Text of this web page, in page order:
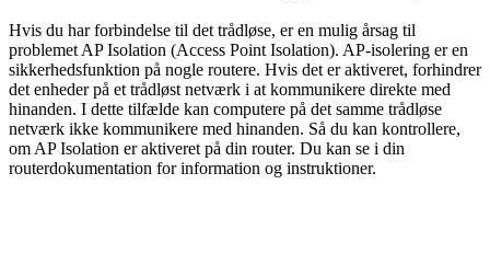
Hvis du har forbindelse til det trådløse, er en mulig årsag til
problemet AP Isolation (Access Point Isolation). AP-isolering er en
sikkerhedsfunktion på nogle routere. Hvis det er aktiveret, forhindrer
det enheder på et trådløst netværk i at kommunikere direkte med
hinanden. I dette tilfælde kan computere på det samme trådløse
netværk ikke kommunikere med hinanden. Så du kan kontrollere,
om AP Isolation er aktiveret på din router. Du kan se i din
routerdokumentation for information og instruktioner.